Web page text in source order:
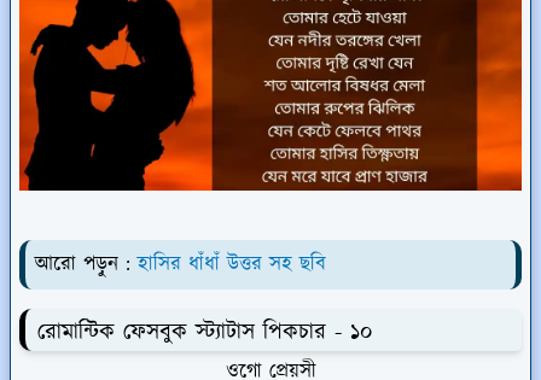
আরো পড়ুন :হাসির ধাঁধাঁ উত্তর সহ ছবি
রোমান্টিক ফেসবুক স্ট্যাটাস পিকচার - ১০
ওগো প্রেয়সী